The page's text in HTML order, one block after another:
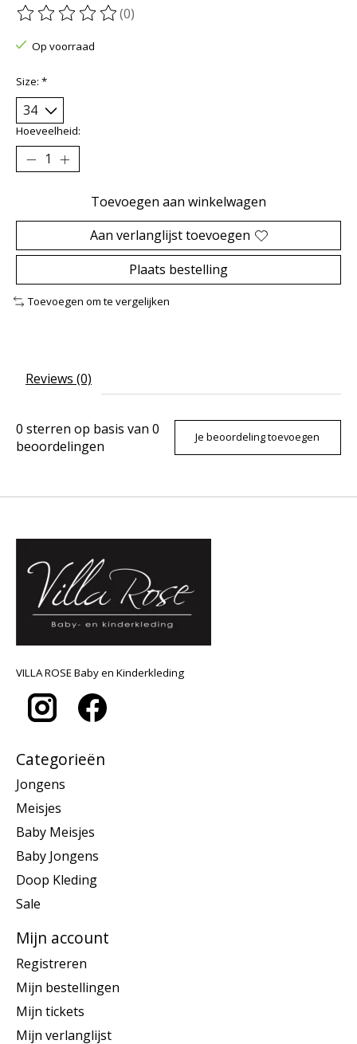
De beoordeling van dit product is
(0)
Op voorraad
Size: *
Hoeveelheid:
Toevoegen aan winkelwagen
Aan verlanglijst toevoegen
Plaats bestelling
Toevoegen om te vergelijken
Reviews (0)
0 sterren op basis van 0
beoordelingen
Je beoordeling toevoegen
VILLA ROSE Baby en Kinderkleding
Categorieën
Jongens
Meisjes
Baby Meisjes
Baby Jongens
Doop Kleding
Sale
Mijn account
Registreren
Mijn bestellingen
Mijn tickets
Mijn verlanglijst